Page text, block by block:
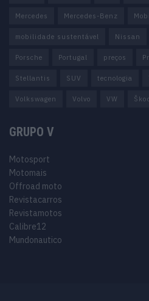
Mercedes Mercedes-Benz
mobilidade sustentável Nissan
Porsche Portugal preços
Stellantis SUV tecnologia
Volkswagen Volvo VW
GRUPO V
Motosport
Motomais
Offroad moto
Revistacarros
Revistamotos
Calibre12
Mundonautico